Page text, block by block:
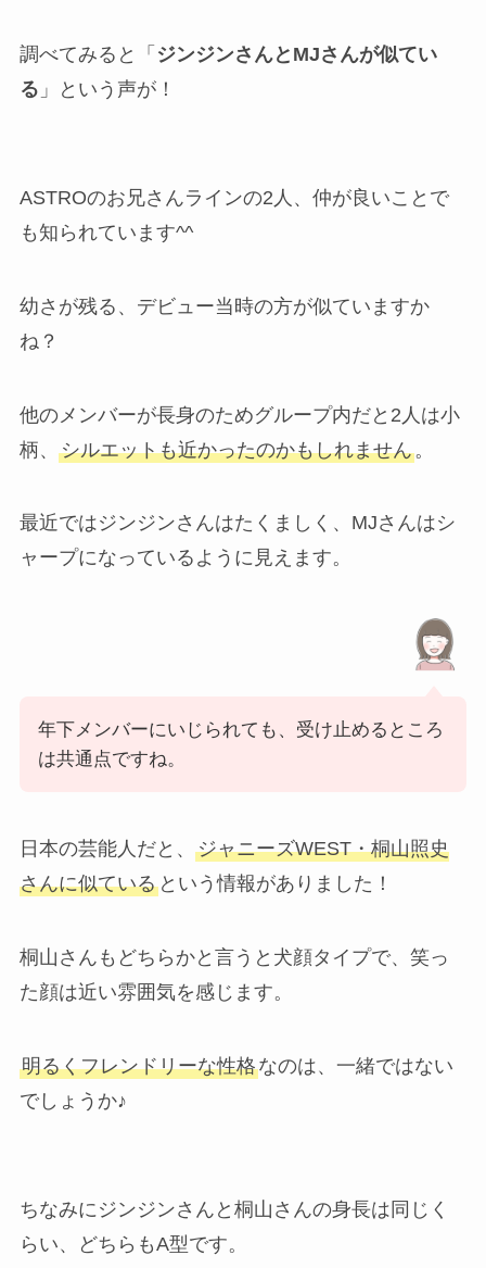
調べてみると「 ジンジンさんとMJさんが似てい
る 」という声が！
ASTROのお兄さんラインの2人、仲が良いことで
も知られています^^
幼さが残る、デビュー当時の方が似ていますか
ね？
他のメンバーが長身のためグループ内だと2人は小
柄、 シルエットも近かったのかもしれません。
最近ではジンジンさんはたくましく、MJさんはシ
ャープになっているように見えます。
年下メンバーにいじられても、受け止めるところ
は共通点ですね。
日本の芸能人だと、 ジャニーズWEST・桐山照史
さんに似ているという情報がありました！
桐山さんもどちらかと言うと犬顔タイプで、笑っ
た顔は近い雰囲気を感じます。
明るくフレンドリーな性格なのは、一緒ではない
でしょうか♪
ちなみにジンジンさんと桐山さんの身長は同じく
らい、どちらもA型です。